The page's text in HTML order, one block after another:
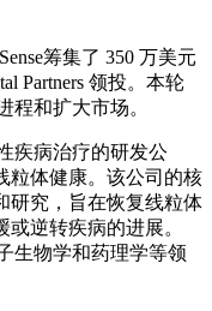
筹集了 350 万美元
Partners 领投。本轮
程和扩大市场。
疾病治疗的研发公
粒体健康。该公司的核
研究，旨在恢复线粒体
逆转疾病的进展。
生物学和药理学等领